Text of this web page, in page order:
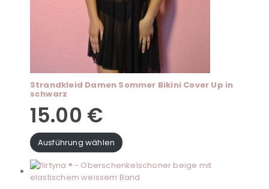
Strandkleid Damen Sommer Bikini Cover Up in
schwarz
15.00 €
Ausführung wählen